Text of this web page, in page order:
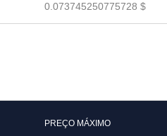
0.073745250775728 $
PREÇO MÁXIMO